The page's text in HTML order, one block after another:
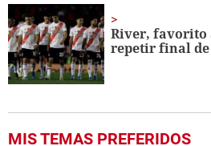
River, favorito
repetir final
MIS TEMAS PREFERIDOS